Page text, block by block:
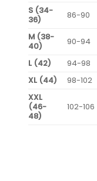
S (34-
36)
86-90
M (38-
40)
90-94
L (42)
94-98
XL (44)
98-102
XXL
(46-
48)
102-106